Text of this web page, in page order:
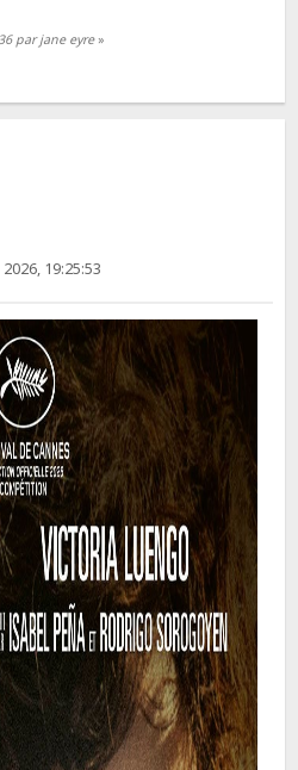
par jane eyre»
19:25:53